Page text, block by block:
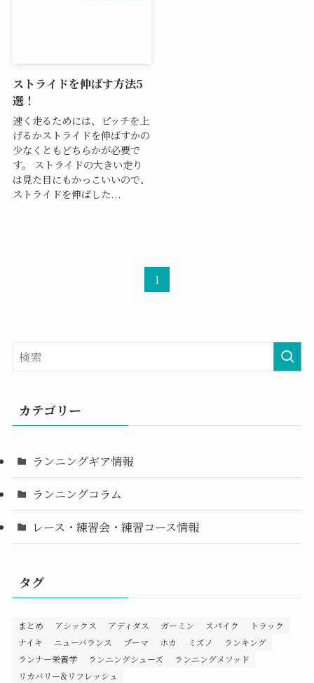
ストライドを伸ばす方法5
選！
速く走るためには、ピッチを上
げるかストライドを伸ばすかの
少なくともどちらかが必要で
す。 ストライドの大きい走り
は見た目にもかっこいいので、
ストライドを伸ばした...
1
カテゴリー
ランニングギア情報
ランニングコラム
レース・練習会・練習コース情報
タグ
まとめ アシックス アディダス ガーミン スパイク
トラック
ナイキ
ニューバランス プーマ ホカ ミズノ
ランキング
ランナー栄養学
ランニングシューズ
ランニングメソッド
リカバリー&リフレッシュ